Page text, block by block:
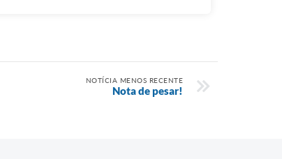
NOTÍCIA MENOS RECENTE
Nota de pesar!